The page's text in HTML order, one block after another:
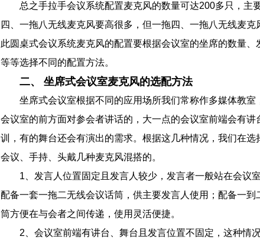
总之手拉手会议系统配置麦克风的数量可达200多只，
四、一拖八无线麦克风要高很多，但一拖四、一拖八无线麦
此圆桌式会议系统麦克风的配置要根据会议室的坐席的数量
等等选择不同的配置方法。
二、 坐席式会议室麦克风的选配方法
坐席式会议室根据不同的应用场所我们常称作多媒体教
会议室的前方面对参会者讲话的，大一点的会议室前端会有
训，有的舞台还会有演出的需求。根据这几种情况，我们在
会议、手持、头戴几种麦克风混搭的。
1、发言人位置固定且发言人较少，发言者一般站在会议
配备一套一拖二无线会议话筒，供主要发言人使用；配备一
筒方便在与会者之间传递，使用灵活便捷。
2、会议室前端有讲台、舞台且发言位置不固定，这种情